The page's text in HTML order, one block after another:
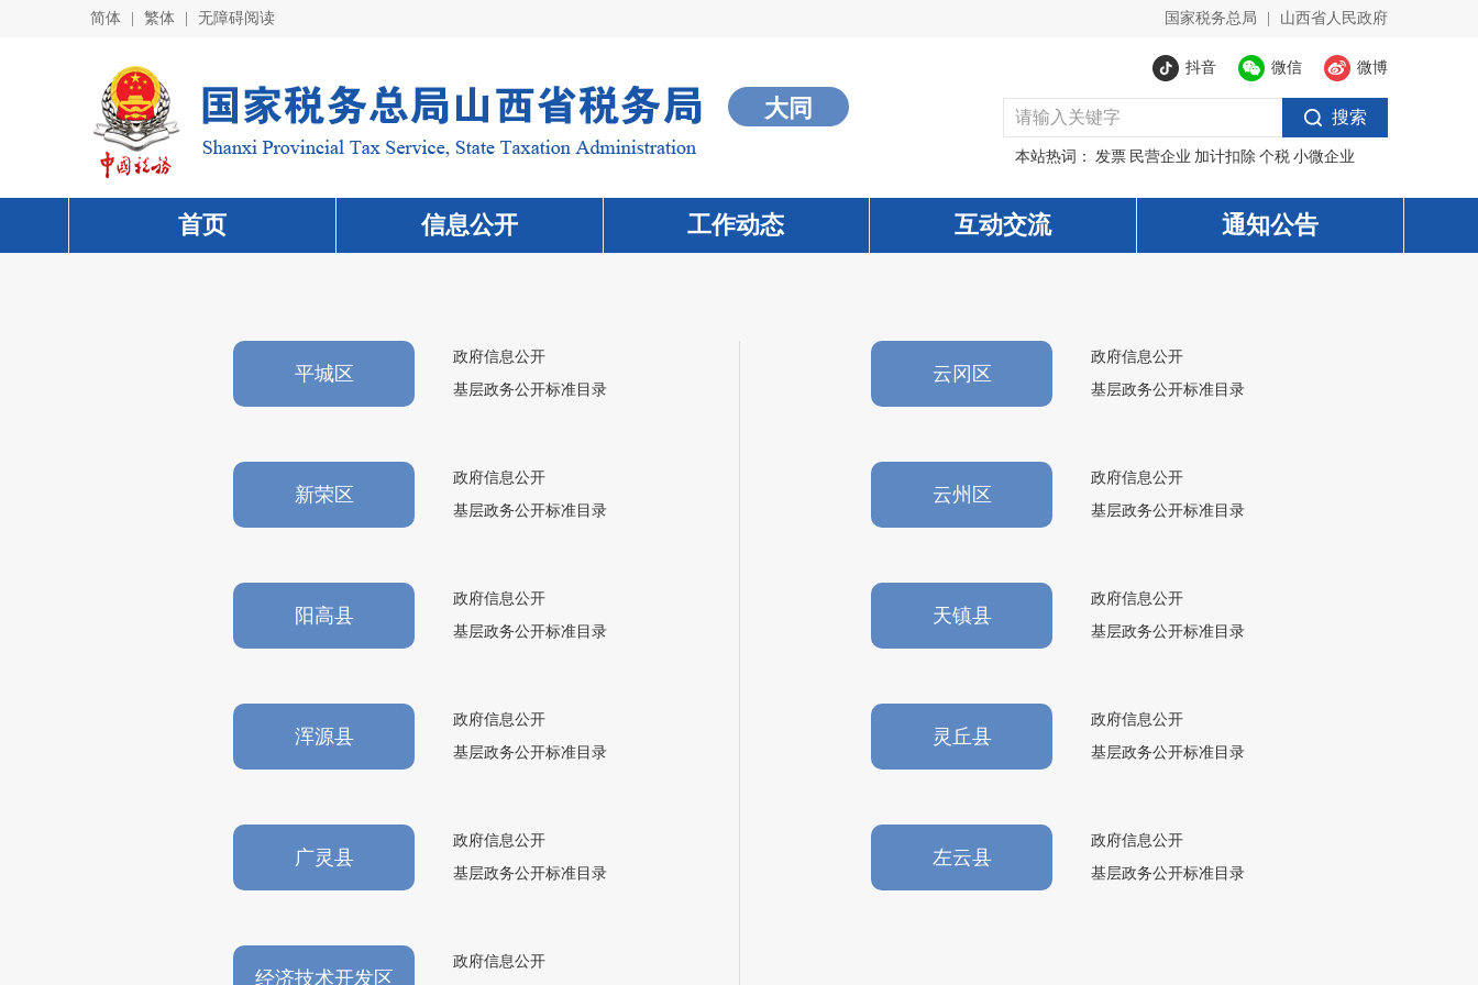
简体 繁体 无障碍阅读 国家税务总局 山西省人民政府
大同
抖音 微信 微博
搜索
本站热词： 发票 民营企业 加计扣除 个税 小微企业
首页 信息公开 工作动态 互动交流 通知公告
平城区
政府信息公开
基层政务公开标准目录
云冈区
政府信息公开
基层政务公开标准目录
新荣区
政府信息公开
基层政务公开标准目录
云州区
政府信息公开
基层政务公开标准目录
阳高县
政府信息公开
基层政务公开标准目录
天镇县
政府信息公开
基层政务公开标准目录
浑源县
政府信息公开
基层政务公开标准目录
灵丘县
政府信息公开
基层政务公开标准目录
广灵县
政府信息公开
基层政务公开标准目录
左云县
政府信息公开
基层政务公开标准目录
经济技术开发区
政府信息公开